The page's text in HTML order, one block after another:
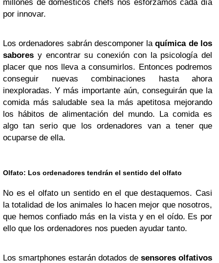
millones de domésticos chefs nos esforzamos cada día
por innovar.
Los ordenadores sabrán descomponer laquímica de los
sabores y encontrar su conexión con la psicología del
placer que nos lleva a consumirlos. Entonces podremos
conseguir nuevas combinaciones hasta ahora
inexploradas. Y más importante aún, conseguirán que la
comida más saludable sea la más apetitosa mejorando
los hábitos de alimentación del mundo. La comida es
algo tan serio que los ordenadores van a tener que
ocuparse de ella.
Olfato: Los ordenadores tendrán el sentido del olfato
No es el olfato un sentido en el que destaquemos. Casi
la totalidad de los animales lo hacen mejor que nosotros,
que hemos confiado más en la vista y en el oído. Es por
ello que los ordenadores nos pueden ayudar tanto.
Los smartphones estarán dotados de sensores olfativos